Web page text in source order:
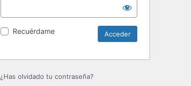
Recuérdame
¿Has olvidado tu contraseña?